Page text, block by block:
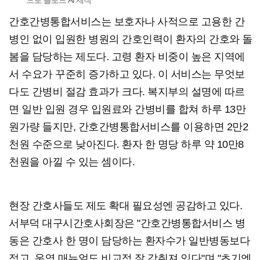
간호간병통합서비스는 보호자나 사적으로 고용한 간
병인 없이 입원한 병원의 간호인력이 환자의 간호와 돌
봄을 담당하는 제도다. 고령 환자 비중이 높은 지역에
서 수요가 꾸준히 증가하고 있다. 이 서비스는 무엇보
다도 간병비 절감 효과가 크다. 복지부의 설명에 따르
면 일반 입원 경우 입원료와 간병비를 합쳐 하루 13만
원가량 들지만, 간호간병통합서비스를 이용하면 2만2
천원 수준으로 낮아진다. 환자 한 명당 하루 약 10만8
천원을 아낄 수 있는 셈이다.
현장 간호사들도 제도 확대 필요성엔 공감하고 있다.
서부덕 대구시간호사회장은 "간호간병통합서비스 병
동은 간호사 한 명이 담당하는 환자수가 일반병동보다